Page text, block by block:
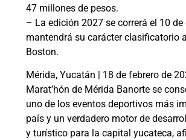
47 millones de pesos.
– La edición 2027 se correrá el 10 de
mantendrá su carácter clasificatorio
Boston.
Mérida, Yucatán | 18 de febrero de
Marat’hón de Mérida Banorte se
uno de los eventos deportivos más
país y un verdadero motor de
y turístico para la capital yucateca,